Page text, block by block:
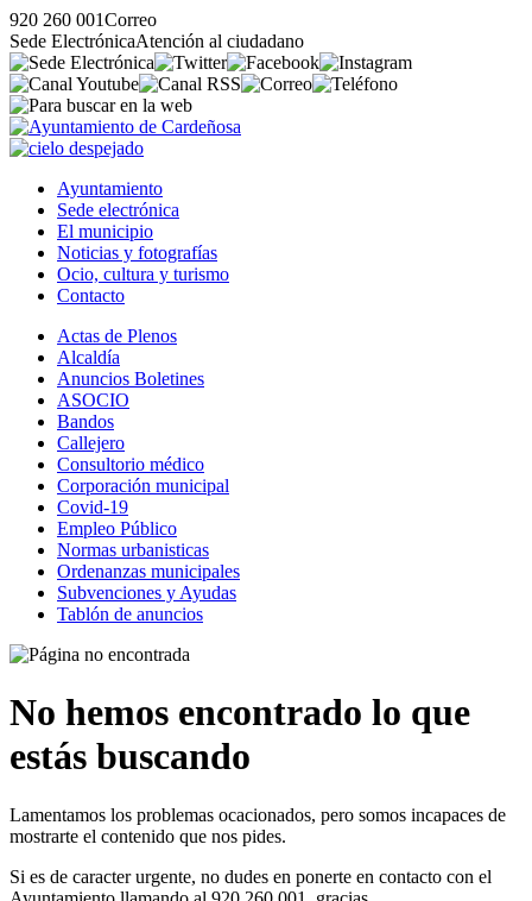
920 260 001Correo
Sede ElectrónicaAtención al ciudadano
Ayuntamiento
Sede electrónica
El municipio
Noticias y fotografías
Ocio, cultura y turismo
Contacto
Actas de Plenos
Alcaldía
Anuncios Boletines
ASOCIO
Bandos
Callejero
Consultorio médico
Corporación municipal
Covid-19
Empleo Público
Normas urbanisticas
Ordenanzas municipales
Subvenciones y Ayudas
Tablón de anuncios
No hemos encontrado lo que
estás buscando
Lamentamos los problemas ocacionados, pero somos incapaces de
mostrarte el contenido que nos pides.
Si es de caracter urgente, no dudes en ponerte en contacto con el